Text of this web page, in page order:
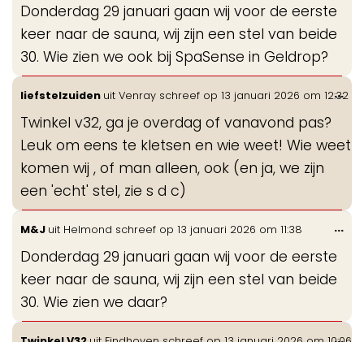
Donderdag 29 januari gaan wij voor de eerste
keer naar de sauna, wij zijn een stel van beide
30. Wie zien we ook bij SpaSense in Geldrop?
liefstelzuiden uit Venray schreef op 13 januari 2026 om 12:32
Twinkel v32, ga je overdag of vanavond pas?
Leuk om eens te kletsen en wie weet! Wie weet
komen wij , of man alleen, ook (en ja, we zijn
een 'echt' stel, zie s d c)
...
M&J uit Helmond schreef op 13 januari 2026 om 11:38
Donderdag 29 januari gaan wij voor de eerste
keer naar de sauna, wij zijn een stel van beide
30. Wie zien we daar?
...
...